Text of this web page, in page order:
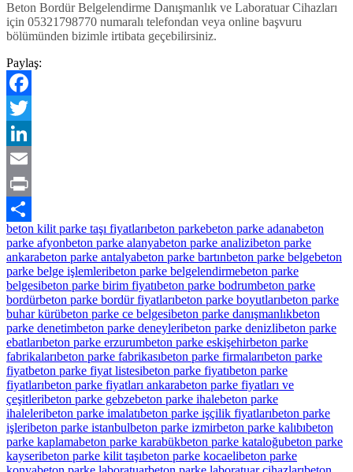
Beton Bordür Belgelendirme Danışmanlık ve Laboratuar Cihazları
için 05321798770 numaralı telefondan veya online başvuru
bölümünden bizimle irtibata geçebilirsiniz.
Paylaş:
Facebook
Twitter
LinkedIn
Email
Print
Share
beton kilit parke taşı fiyatlarıbeton parkebeton parke adanabeton
parke afyonbeton parke alanyabeton parke analizibeton parke
ankarabeton parke antalyabeton parke bartınbeton parke belgebeton
parke belge işlemleribeton parke belgelendirmebeton parke
belgesibeton parke birim fiyatıbeton parke bodrumbeton parke
bordürbeton parke bordür fiyatlarıbeton parke boyutlarıbeton parke
buhar kürübeton parke ce belgesibeton parke danışmanlıkbeton
parke denetimbeton parke deneyleribeton parke denizlibeton parke
ebatlarıbeton parke erzurumbeton parke eskişehirbeton parke
fabrikalarıbeton parke fabrikasıbeton parke firmalarıbeton parke
fiyatbeton parke fiyat listesibeton parke fiyatıbeton parke
fiyatlarıbeton parke fiyatları ankarabeton parke fiyatları ve
çeşitleribeton parke gebzebeton parke ihalebeton parke
ihaleleribeton parke imalatıbeton parke işçilik fiyatlarıbeton parke
işleribeton parke istanbulbeton parke izmirbeton parke kalıbıbeton
parke kaplamabeton parke karabükbeton parke kataloğubeton parke
kayseribeton parke kilit taşıbeton parke kocaelibeton parke